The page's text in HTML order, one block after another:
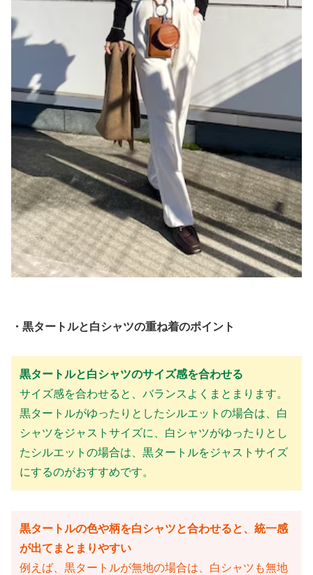
・黒タートルと白シャツの重ね着のポイント
黒タートルと白シャツのサイズ感を合わせる
サイズ感を合わせると、バランスよくまとまります。
黒タートルがゆったりとしたシルエットの場合は、白
シャツをジャストサイズに、白シャツがゆったりとし
たシルエットの場合は、黒タートルをジャストサイズ
にするのがおすすめです。
黒タートルの色や柄を白シャツと合わせると、統一感
が出てまとまりやすい
例えば、黒タートルが無地の場合は、白シャツも無地